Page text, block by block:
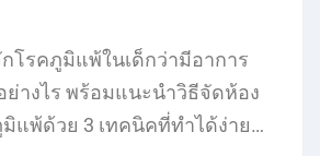
โรคภูมิแพ้ในเด็กว่ามีอาการ
ย่างไร พร้อมแนะนำวิธีจัดห้อง
แพ้ด้วย 3 เทคนิคที่ทำได้ง่าย…